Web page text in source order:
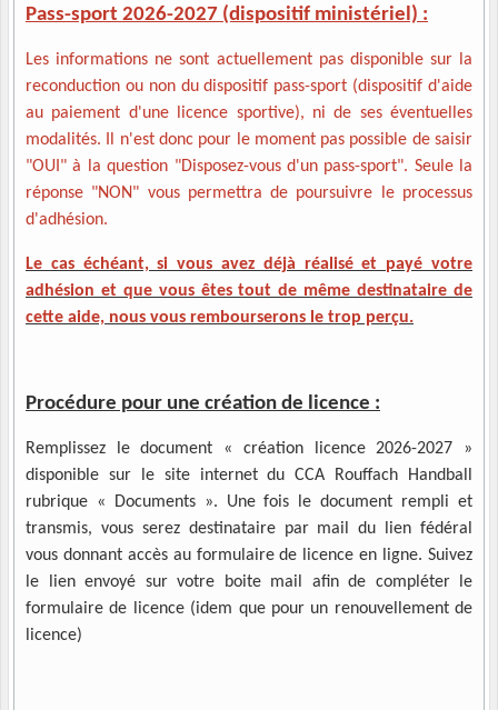
Pass-sport 2026-2027 (dispositif ministériel) :
Les informations ne sont actuellement pas disponible sur la
reconduction ou non du dispositif pass-sport (dispositif d'aide
au paiement d'une licence sportive), ni de ses éventuelles
modalités. Il n'est donc pour le moment pas possible de saisir
"OUI" à la question "Disposez-vous d'un pass-sport". Seule la
réponse "NON" vous permettra de poursuivre le processus
d'adhésion.
Le cas échéant, si vous avez déjà réalisé et payé votre
adhésion et que vous êtes tout de même destinataire de
cette aide, nous vous rembourserons le trop perçu.
Procédure pour une création de licence :
Remplissez le document « création licence 2026-2027 »
disponible sur le site internet du CCA Rouffach Handball
rubrique « Documents ». Une fois le document rempli et
transmis, vous serez destinataire par mail du lien fédéral
vous donnant accès au formulaire de licence en ligne. Suivez
le lien envoyé sur votre boite mail afin de compléter le
formulaire de licence (idem que pour un renouvellement de
licence)